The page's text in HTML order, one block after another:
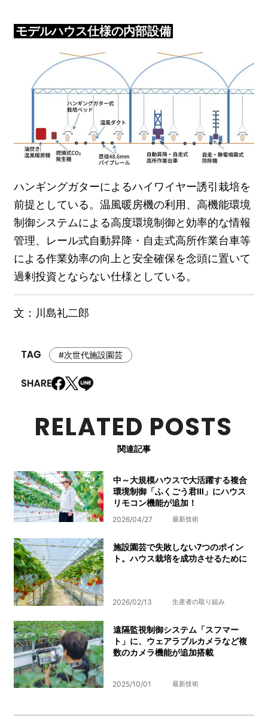
モデルハウス仕様の内部設備
ハンギングガターによるハイワイヤー誘引栽培を
前提としている。温風暖房機の利用、高機能環境
制御システムによる高度環境制御と効率的な情報
管理、レール式自動昇降・自走式高所作業台車等
による作業効率の向上と安全確保を念頭に置いて
過剰投資とならない仕様としている。
文：川島礼二郎
#次世代施設園芸
RELATED POSTS
関連記事
中～大規模ハウスで大活躍する複合
環境制御「ふくごう君Ⅲ」にハウス
リモコン機能が追加！
2026/04/27 最新技術
施設園芸で失敗しない7つのポイン
ト。ハウス栽培を成功させるために
2026/02/13 生産者の取り組み
遠隔監視制御システム「スフマー
ト」に、ウェアラブルカメラなど複
数のカメラ機能が追加搭載
2025/10/01 最新技術